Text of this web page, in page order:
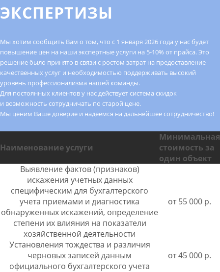
ЭКСПЕРТИЗЫ
Мы хотим сообщить Вам о том, что с 1 января 2026 года у нас будет
повышение цен на наши экспертные услуги на 5-10% от прайса. Это
решение было принято в связи с ростом затрат на предоставление
качественных услуг и необходимостью поддерживать высокий
уровень профессионализма нашей команды.
Для постоянных клиентов у нас действует система скидок
и возможность сотрудничать по старой цене.
Мы ценим Ваше доверие и надеемся на дальнейшее сотрудничество!
Наименование услуги
Минимальная
стоимость за
один объект
Выявление фактов (признаков)
искажения учетных данных
специфическим для бухгалтерского
учета приемами и диагностика
обнаруженных искажений, определение
степени их влияния на показатели
хозяйственной деятельности
от 55 000 р.
Установления тождества и различия
черновых записей данным
официального бухгалтерского учета
от 45 000 р.